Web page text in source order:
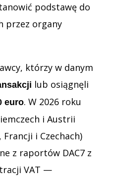
podstawę do
przez organy
którzy w danym
lub osiągnęli
euro. W 2026 roku
i Austrii
i Czechach)
z raportów DAC7 z
VAT —